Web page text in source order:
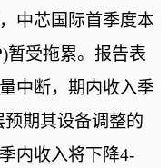
中芯国际首季度本
暂受拖累。报告表
中断，期内收入季
期其设备调整的
内收入将下降4-